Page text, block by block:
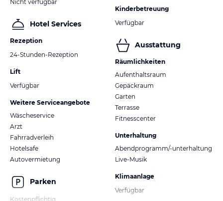
Nicht verfügbar
Hotel Services
Rezeption
24-Stunden-Rezeption
Lift
Verfügbar
Weitere Serviceangebote
Wäscheservice
Arzt
Fahrradverleih
Hotelsafe
Autovermietung
Parken
Kostenpflichtig
Kinderbetreuung
Verfügbar
Ausstattung
Räumlichkeiten
Aufenthaltsraum
Gepäckraum
Garten
Terrasse
Fitnesscenter
Unterhaltung
Abendprogramm/-unterhaltung
Live-Musik
Klimaanlage
Verfügbar